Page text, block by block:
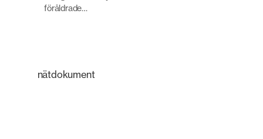
föråldrade…
nätdokument